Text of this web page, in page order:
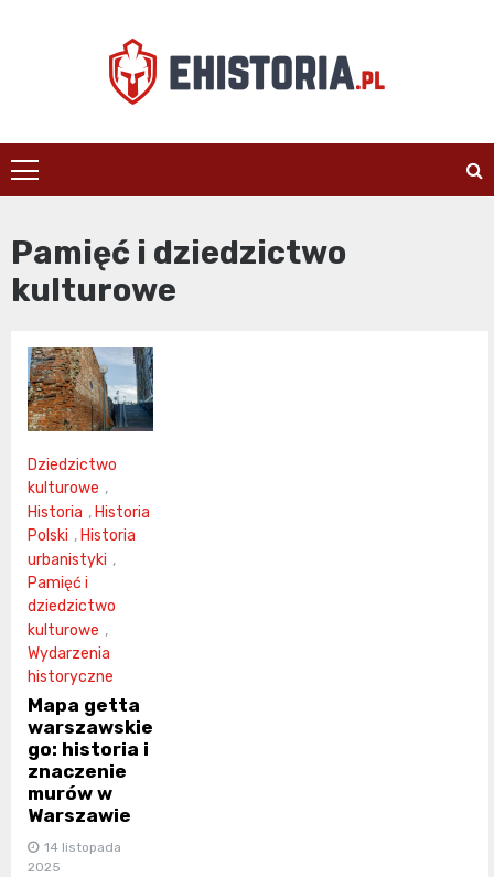
ehistoria.pl
Pamięć i dziedzictwo
kulturowe
Dziedzictwo
kulturowe ,
Historia , Historia
Polski , Historia
urbanistyki ,
Pamięć i
dziedzictwo
kulturowe ,
Wydarzenia
historyczne
Mapa getta
warszawskie
go: historia i
znaczenie
murów w
Warszawie
14 listopada
2025